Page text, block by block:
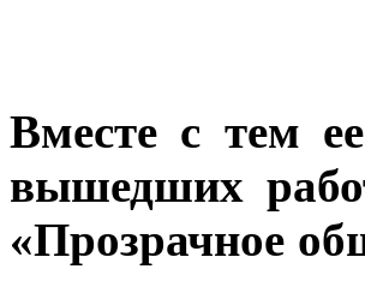
Вместе с тем
вышедших
«Прозрачное